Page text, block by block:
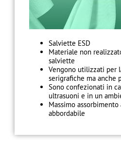
Salviette ESD
Materiale non
salviette
Vengono utilizzati per
serigrafiche ma anche
Sono confezionati in
ultrasuoni e in un
Massimo
abbordabile